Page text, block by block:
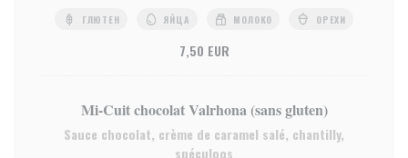
ГЛЮТЕН ЯЙЦА МОЛОКО ОРЕХИ
7,50 EUR
Mi-Cuit chocolat Valrhona (sans gluten)
Sauce chocolat, crème de caramel salé, chantilly,
spéculoos